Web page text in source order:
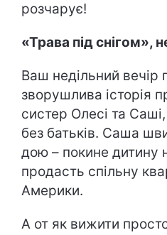
розчарує!
«Трава під снігом»,
Ваш недільний вечір
зворушлива історія
систер Олесі та
без батьків. Саша
дою – покине дитину
продасть спільну
Америки.
А от як вижити